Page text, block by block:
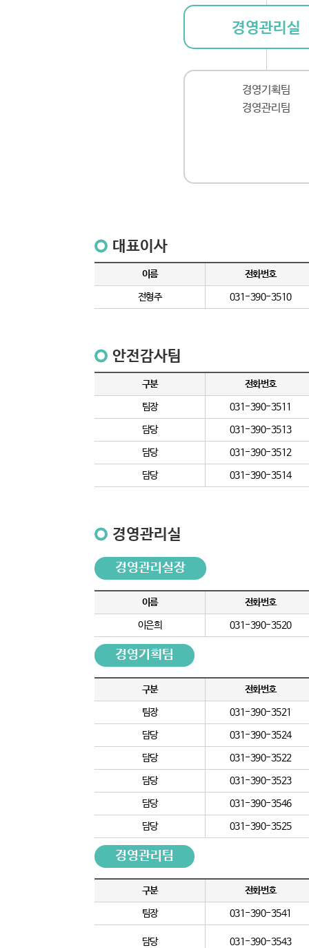
경영관리실
경영기획팀
경영관리팀
대표이사
이름 전화번호
전형주 031-390-3510
안전감사팀
구분 전화번호
팀장 031-390-3511
담당 031-390-3513
담당 031-390-3512
담당 031-390-3514
경영관리실
경영관리실장
이름 전화번호
이은희 031-390-3520
경영기획팀
구분 전화번호
팀장 031-390-3521
담당 031-390-3524
담당 031-390-3522
담당 031-390-3523
담당 031-390-3546
담당 031-390-3525
경영관리팀
구분 전화번호
팀장 031-390-3541
담당 031-390-3543